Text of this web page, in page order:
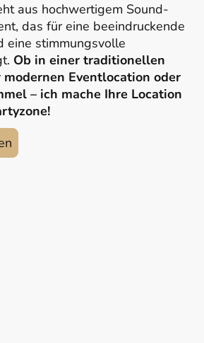
aus hochwertigem Sound-
das für eine beeindruckende
eine stimmungsvolle
Ob in einer traditionellen
Eventlocation oder
– ich mache Ihre Location